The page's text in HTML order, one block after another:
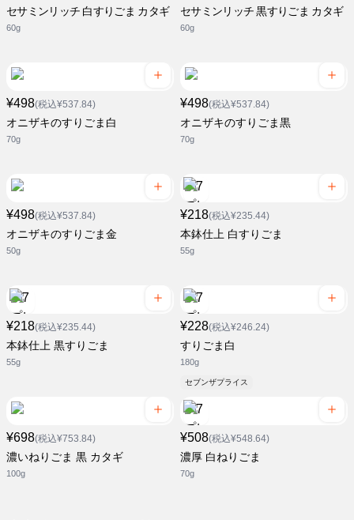
セサミンリッチ 白すりごま カタギ
60g
セサミンリッチ 黒すりごま カタギ
60g
¥498(税込¥537.84)
オニザキのすりごま白
70g
¥498(税込¥537.84)
オニザキのすりごま黒
70g
¥498(税込¥537.84)
オニザキのすりごま金
50g
¥218(税込¥235.44)
本鉢仕上 白すりごま
55g
¥218(税込¥235.44)
本鉢仕上 黒すりごま
55g
¥228(税込¥246.24)
すりごま白
180g
セブンザプライス
¥698(税込¥753.84)
濃いねりごま 黒 カタギ
100g
¥508(税込¥548.64)
濃厚 白ねりごま
70g